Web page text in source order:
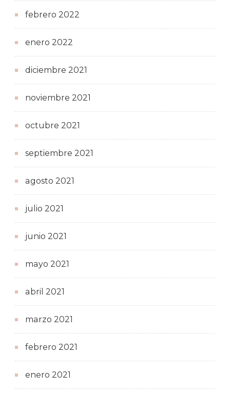
febrero 2022
enero 2022
diciembre 2021
noviembre 2021
octubre 2021
septiembre 2021
agosto 2021
julio 2021
junio 2021
mayo 2021
abril 2021
marzo 2021
febrero 2021
enero 2021